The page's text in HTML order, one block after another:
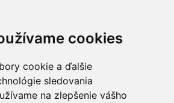
cookies
cookie a ďalšie
sledovania
na zlepšenie vášho
RÝCHLE MENU
Ako balíme Vaše šperky
Kontaktujte nás